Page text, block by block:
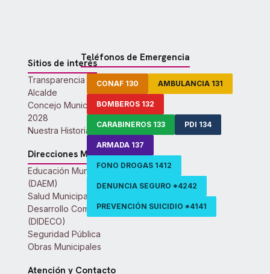
Sitios de interés
Transparencia Activa
Alcalde
Concejo Municipal 2024-
2028
Nuestra Historia
Direcciones Municipales
Educación Municipal
(DAEM)
Salud Municipal
Desarrollo Comunitario
(DIDECO)
Seguridad Pública
Obras Municipales
Atención y Contacto
Teléfonos de Emergencia
CONAF 130 AMBULANCIA 131
BOMBEROS 132
CARABINEROS 133 PDI 134
ARMADA 137
FONO DROGAS 1412
DENUNCIA SEGURO *4242
PREVENCIÓN SUICIDIO *4141